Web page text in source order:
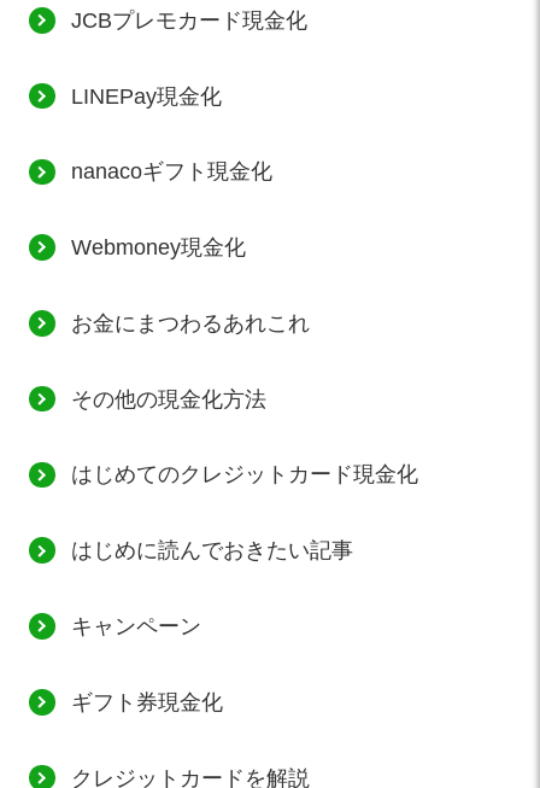
JCBプレモカード現金化
LINEPay現金化
nanacoギフト現金化
Webmoney現金化
お金にまつわるあれこれ
その他の現金化方法
はじめてのクレジットカード現金化
はじめに読んでおきたい記事
キャンペーン
ギフト券現金化
クレジットカードを解説